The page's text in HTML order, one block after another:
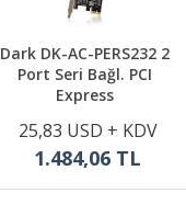
Dark DK-AC-PERS232 2
Port Seri Bağl. PCI
Express
25,83 USD + KDV
1.484,06 TL